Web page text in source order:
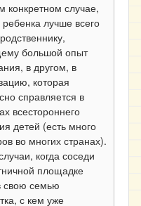
конкретном случае,
ребенка лучше всего
большой опыт
в другом, в
которая
справляется в
всестороннего
детей (есть много
во многих странах).
когда соседи
площадке
свою семью
с кем уже